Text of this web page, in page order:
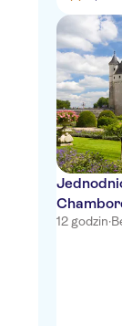
12 godzin·